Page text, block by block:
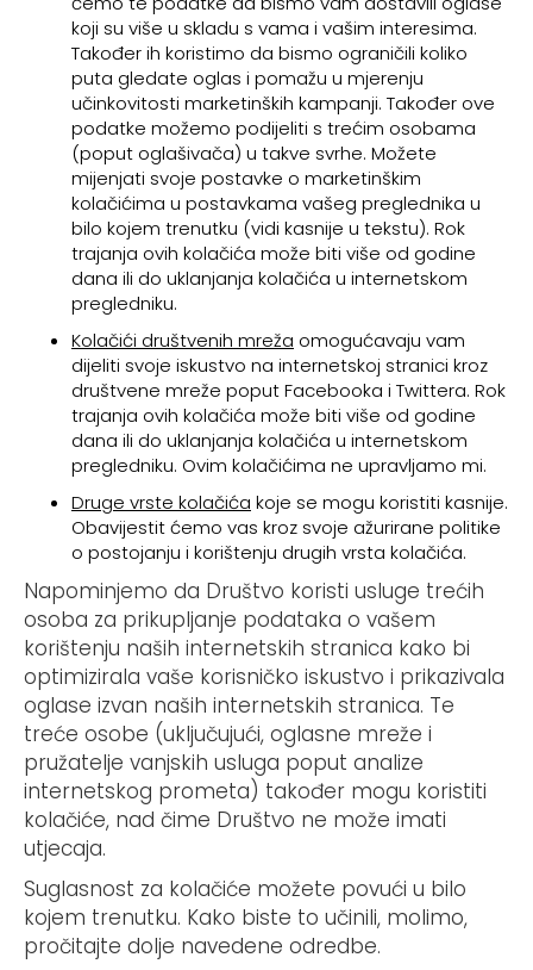
koji su više u skladu s vama i vašim interesima.
Također ih koristimo da bismo ograničili koliko
puta gledate oglas i pomažu u mjerenju
učinkovitosti marketinških kampanji. Također ove
podatke možemo podijeliti s trećim osobama
(poput oglašivača) u takve svrhe. Možete
mijenjati svoje postavke o marketinškim
kolačićima u postavkama vašeg preglednika u
bilo kojem trenutku (vidi kasnije u tekstu). Rok
trajanja ovih kolačića može biti više od godine
dana ili do uklanjanja kolačića u internetskom
pregledniku.
Kolačići društvenih mreža omogućavaju vam
dijeliti svoje iskustvo na internetskoj stranici kroz
društvene mreže poput Facebooka i Twittera. Rok
trajanja ovih kolačića može biti više od godine
dana ili do uklanjanja kolačića u internetskom
pregledniku. Ovim kolačićima ne upravljamo mi.
Druge vrste kolačića koje se mogu koristiti kasnije.
Obavijestit ćemo vas kroz svoje ažurirane politike
o postojanju i korištenju drugih vrsta kolačića.
Napominjemo da Društvo koristi usluge trećih
osoba za prikupljanje podataka o vašem
korištenju naših internetskih stranica kako bi
optimizirala vaše korisničko iskustvo i prikazivala
oglase izvan naših internetskih stranica. Te
treće osobe (uključujući, oglasne mreže i
pružatelje vanjskih usluga poput analize
internetskog prometa) također mogu koristiti
kolačiće, nad čime Društvo ne može imati
utjecaja.
Suglasnost za kolačiće možete povući u bilo
kojem trenutku. Kako biste to učinili, molimo,
pročitajte dolje navedene odredbe.